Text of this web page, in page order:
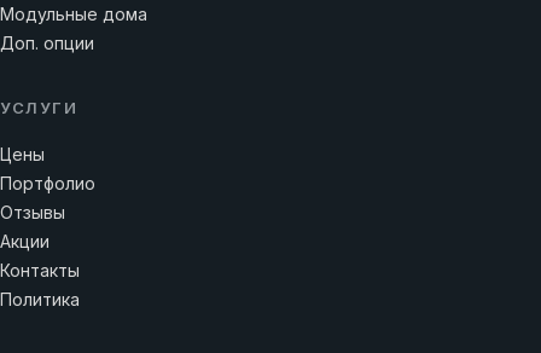
Модульные дома
Доп. опции
УСЛУГИ
Цены
Портфолио
Отзывы
Акции
Контакты
Политика